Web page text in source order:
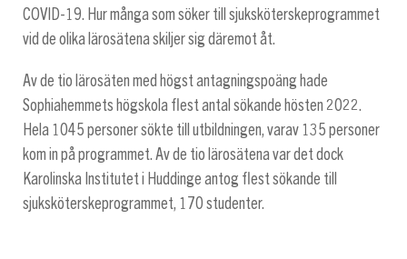
COVID-19. Hur många som söker till sjuksköterskeprogrammet
vid de olika lärosätena skiljer sig däremot åt.
Av de tio lärosäten med högst antagningspoäng hade
Sophiahemmets högskola flest antal sökande hösten 2022.
Hela 1045 personer sökte till utbildningen, varav 135 personer
kom in på programmet. Av de tio lärosätena var det dock
Karolinska Institutet i Huddinge antog flest sökande till
sjuksköterskeprogrammet, 170 studenter.